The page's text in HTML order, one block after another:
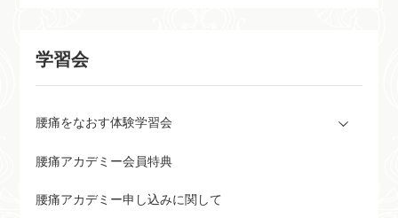
学習会
腰痛をなおす体験学習会
腰痛アカデミー会員特典
腰痛アカデミー申し込みに関して